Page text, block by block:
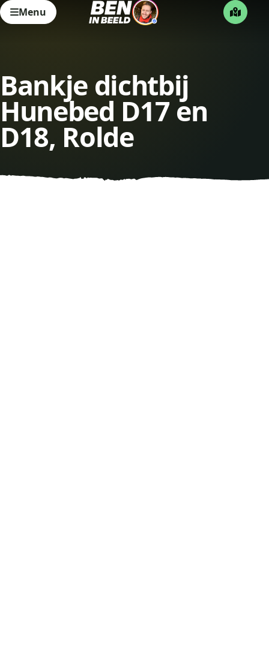
Menu
Bankje dichtbij
Hunebed D17 en
D18, Rolde